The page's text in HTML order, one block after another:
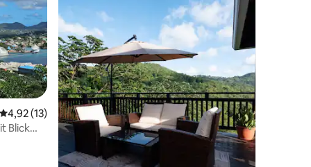
Bewertungen
Durchschnittliche Bewertung: 4,92 von 5, 13 Bewertungen
4,92 (13)
Blick